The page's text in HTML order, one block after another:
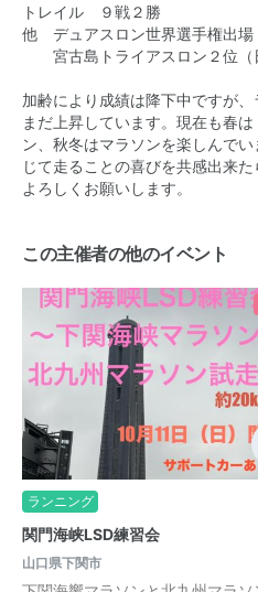
トレイル ９戦２勝
他 デュアスロン世界選手権出
宮古島トライアスロン２位（
加齢により成績は降下中ですが
まだ上昇しています。現在も春
ン、秋冬はマラソンを楽しんで
じて走ることの喜びを共感出来
よろしくお願いします。
この主催者の他のイベント
ランニング
関門海峡LSD練習会
山口県下関市